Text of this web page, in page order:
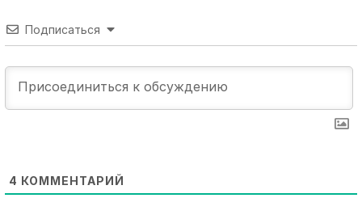
Подписаться
4 КОММЕНТАРИЙ